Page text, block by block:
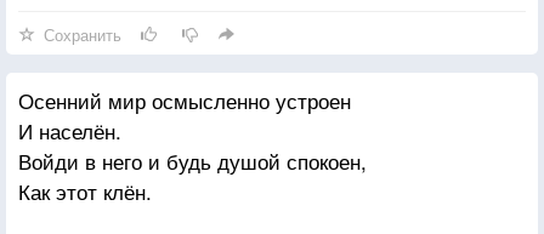
Сохранить
Осенний мир осмысленно устроен
И населён.
Войди в него и будь душой спокоен,
Как этот клён.